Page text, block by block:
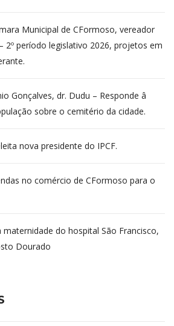
Municipal de CFormoso, vereador
2º período legislativo 2026, projetos em
Gonçalves, dr. Dudu – Responde â
sobre o cemitério da cidade.
nova presidente do IPCF.
no comércio de CFormoso para o
do hospital São Francisco,
Dourado